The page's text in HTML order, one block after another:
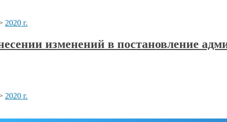
2020 г.
изменений в постановление
2020 г.